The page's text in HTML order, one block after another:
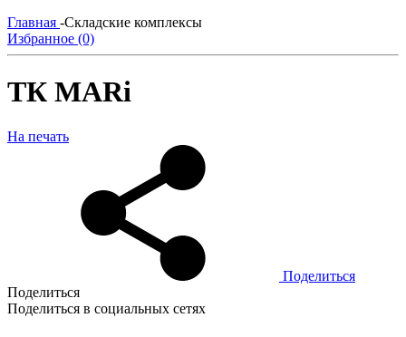
Главная -Складские комплексы
Избранное (0)
ТК MARi
На печать
Поделиться
Поделиться
Поделиться в социальных сетях